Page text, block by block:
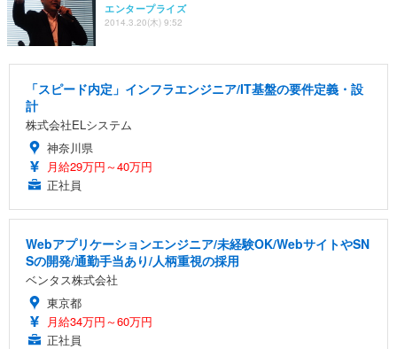
エンタープライズ
2014.3.20(木) 9:52
「スピード内定」インフラエンジニア/IT基盤の要件定義・設
計
株式会社ELシステム
神奈川県
月給29万円～40万円
正社員
Webアプリケーションエンジニア/未経験OK/WebサイトやSN
Sの開発/通勤手当あり/人柄重視の採用
ベンタス株式会社
東京都
月給34万円～60万円
正社員